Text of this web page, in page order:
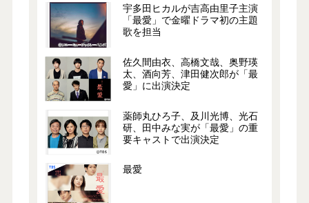
宇多田ヒカルが吉高由里子主演
「最愛」で金曜ドラマ初の主題
歌を担当
佐久間由衣、高橋文哉、奥野瑛
太、酒向芳、津田健次郎が「最
愛」に出演決定
薬師丸ひろ子、及川光博、光石
研、田中みな実が「最愛」の重
要キャストで出演決定
最愛